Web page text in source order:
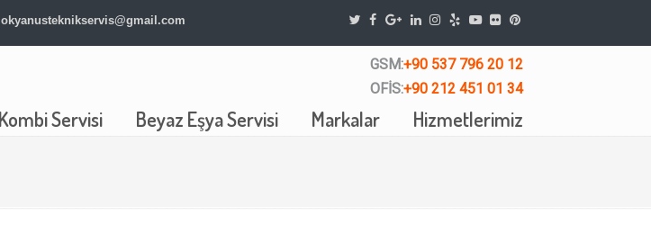
okyanusteknikservis@gmail.com
GSM:+90 537 796 20 12
OFİS:+90 212 451 01 34
Kombi Servisi Beyaz Eşya Servisi Markalar Hizmetlerimiz